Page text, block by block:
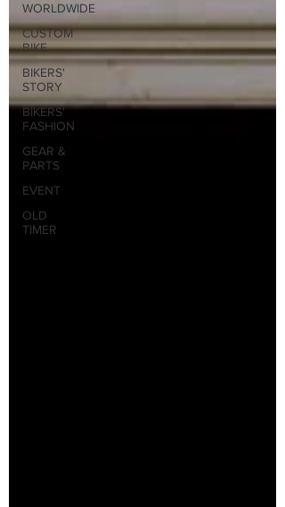
WORLDWIDE
CUSTOM
BIKE
BIKERS'
STORY
BIKERS'
FASHION
GEAR &
PARTS
EVENT
OLD
TIMER